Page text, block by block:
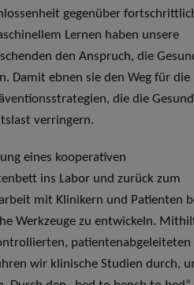
gegenüber
Lernen haben unsere
den Anspruch, die
Damit ebnen sie den Weg für die
die die
verringern.
eines kooperativen
ins Labor und zurück zum
mit Klinikern und Patienten
Werkzeuge zu entwickeln.
patientenabgeleiteten
wir klinische Studien durch,